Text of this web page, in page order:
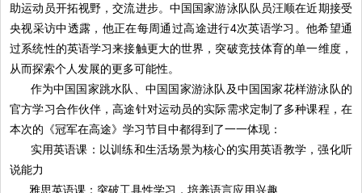
助运动员开拓视野，交流进步。中国国家游泳队队员汪顺在近期接受
央视采访中透露，他正在每周通过高途进行4次英语学习。他希望通
过系统性的英语学习来接触更大的世界，突破竞技体育的单一维度，
从而探索个人发展的更多可能性。
作为中国国家跳水队、中国国家游泳队及中国国家花样游泳队的
官方学习合作伙伴，高途针对运动员的实际需求定制了多种课程，在
本次的《冠军在高途》学习节目中都得到了一一体现：
实用英语课：以训练和生活场景为核心的实用英语教学，强化听
说能力
雅思英语课：突破工具性学习，培养语言应用兴趣